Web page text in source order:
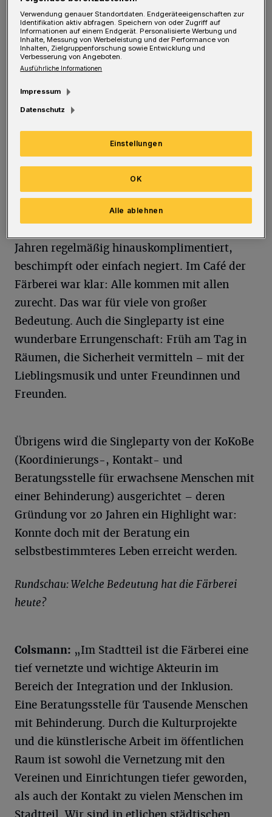
Opernhaus und kein Kino barrierefrei war,
sodass Menschen mit Handicap nur mit
großem Aufwand Kulturveranstaltungen
besuchen konnten. Die Färberei ist räumlich
sehr gut barrierefrei und das war damals ein
Novum.
15 Jahre später wurde deutlich, dass
inzwischen auch andere Kulturstätten
nachgerüstet hatten – Gott sei Dank. Das gilt
auch für das Café: Menschen mit sogenannten
nicht sichtbaren Behinderungen, aber starken
Jahren regelmäßig hinauskomplimentiert,
beschimpft oder einfach negiert. Im Café der
Färberei war klar: Alle kommen mit allen
zurecht. Das war für viele von großer
Bedeutung. Auch die Singleparty ist eine
wunderbare Errungenschaft: Früh am Tag in
Räumen, die Sicherheit vermitteln – mit der
Lieblingsmusik und unter Freundinnen und
Freunden.
Übrigens wird die Singleparty von der KoKoBe
(Koordinierungs-, Kontakt- und
Beratungsstelle für erwachsene Menschen mit
einer Behinderung) ausgerichtet – deren
Gründung vor 20 Jahren ein Highlight war:
Konnte doch mit der Beratung ein
selbstbestimmteres Leben erreicht werden.
Rundschau: Welche Bedeutung hat die Färberei
heute?
Colsmann: „Im Stadtteil ist die Färberei eine
tief vernetzte und wichtige Akteurin im
Bereich der Integration und der Inklusion.
Eine Beratungsstelle für Tausende Menschen
mit Behinderung. Durch die Kulturprojekte
und die künstlerische Arbeit im öffentlichen
Raum ist sowohl die Vernetzung mit den
Vereinen und Einrichtungen tiefer geworden,
als auch der Kontakt zu vielen Menschen im
Verwendung genauer Standortdaten. Endgeräteeigenschaften zur
Identifikation aktiv abfragen. Speichern von oder Zugriff auf
Informationen auf einem Endgerät. Personalisierte Werbung und
Inhalte, Messung von Werbeleistung und der Performance von
Inhalten, Zielgruppenforschung sowie Entwicklung und
Verbesserung von Angeboten.
Ausführliche Informationen
Impressum
Datenschutz
Einstellungen
Alle ablehnen
OK